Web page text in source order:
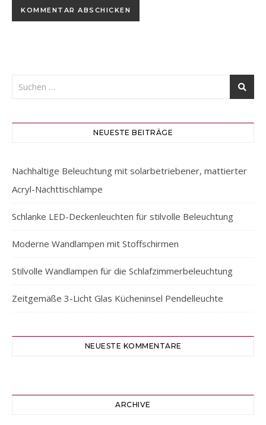
NEUESTE BEITRÄGE
Nachhaltige Beleuchtung mit solarbetriebener, mattierter
Acryl-Nachttischlampe
Schlanke LED-Deckenleuchten für stilvolle Beleuchtung
Moderne Wandlampen mit Stoffschirmen
Stilvolle Wandlampen für die Schlafzimmerbeleuchtung
Zeitgemäße 3-Licht Glas Kücheninsel Pendelleuchte
NEUESTE KOMMENTARE
ARCHIVE